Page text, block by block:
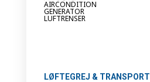
AIRCONDITION
GENERATOR
LUFTRENSER
LØFTEGREJ & TRANSPORT